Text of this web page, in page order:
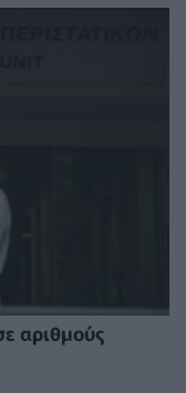
αριθμούς